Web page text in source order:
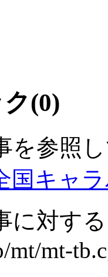
(0)
を参照
国キャ
に対す
mt/mt-